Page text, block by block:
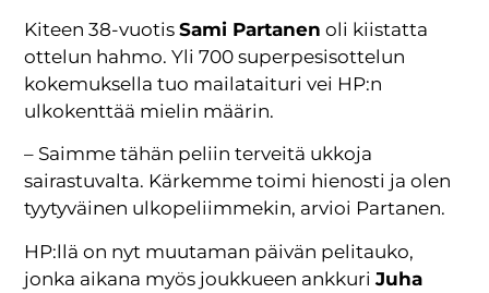
Kiteen 38-vuotisSami Partanen oli kiistatta
ottelun hahmo. Yli 700 superpesisottelun
kokemuksella tuo mailataituri vei HP:n
ulkokenttää mielin määrin.
– Saimme tähän peliin terveitä ukkoja
sairastuvalta. Kärkemme toimi hienosti ja olen
tyytyväinen ulkopeliimmekin, arvioi Partanen.
HP:llä on nyt muutaman päivän pelitauko,
jonka aikana myös joukkueen ankkuriJuha